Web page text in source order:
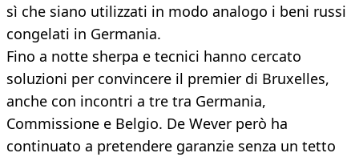
sì che siano utilizzati in modo analogo i beni russi
congelati in Germania.
Fino a notte sherpa e tecnici hanno cercato
soluzioni per convincere il premier di Bruxelles,
anche con incontri a tre tra Germania,
Commissione e Belgio. De Wever però ha
continuato a pretendere garanzie senza un tetto